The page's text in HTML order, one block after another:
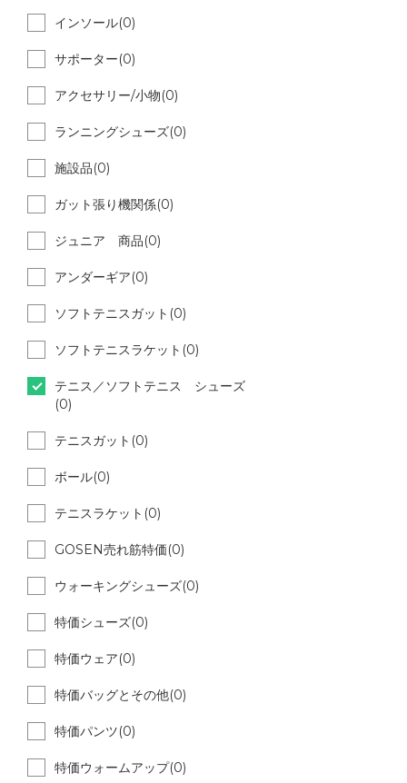
インソール(0)
サポーター(0)
アクセサリー/小物(0)
ランニングシューズ(0)
施設品(0)
ガット張り機関係(0)
ジュニア 商品(0)
アンダーギア(0)
ソフトテニスガット(0)
ソフトテニスラケット(0)
テニス／ソフトテニス シューズ
(0)
テニスガット(0)
ボール(0)
テニスラケット(0)
GOSEN売れ筋特価(0)
ウォーキングシューズ(0)
特価シューズ(0)
特価ウェア(0)
特価バッグとその他(0)
特価パンツ(0)
特価ウォームアップ(0)